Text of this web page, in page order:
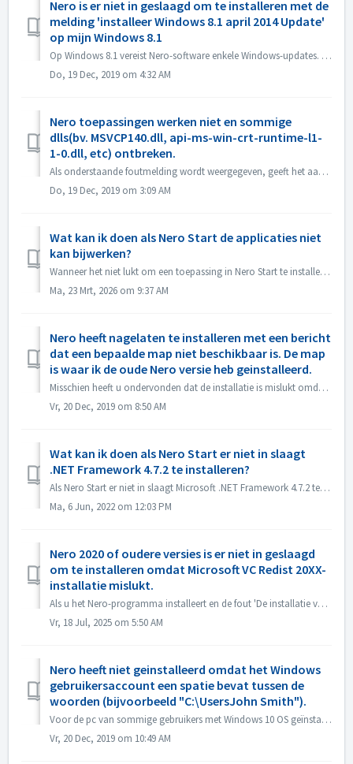
Nero is er niet in geslaagd om te installeren met de
melding 'installeer Windows 8.1 april 2014 Update'
op mijn Windows 8.1
Op Windows 8.1 vereist Nero-software enkele Windows-updates. 1. Open Control Panel->Windows update, installeer alle Microsoft aanbevelen update, herstar...
Do, 19 Dec, 2019 om 4:32 AM
Nero toepassingen werken niet en sommige
dlls(bv. MSVCP140.dll, api-ms-win-crt-runtime-l1-
1-0.dll, etc) ontbreken.
Als onderstaande foutmelding wordt weergegeven, geeft het aan dat deze bestanden ontbreken in Microsoft Visual C+++ Redistributable (x86) . MSVCP140.DLL(...
Do, 19 Dec, 2019 om 3:09 AM
Wat kan ik doen als Nero Start de applicaties niet
kan bijwerken?
Wanneer het niet lukt om een toepassing in Nero Start te installeren of te updaten, kun je de volgende methoden proberen om dit op te lossen. Nero toepassi...
Ma, 23 Mrt, 2026 om 9:37 AM
Nero heeft nagelaten te installeren met een bericht
dat een bepaalde map niet beschikbaar is. De map
is waar ik de oude Nero versie heb geinstalleerd.
Misschien heeft u ondervonden dat de installatie is mislukt omdat de directory niet beschikbaar is. Het bericht kan er als volgt uitzien: Dit komt ...
Vr, 20 Dec, 2019 om 8:50 AM
Wat kan ik doen als Nero Start er niet in slaagt
.NET Framework 4.7.2 te installeren?
Als Nero Start er niet in slaagt Microsoft .NET Framework 4.7.2 te installeren in Update Center, kunt u de volgende methoden proberen om het op te lossen. ...
Ma, 6 Jun, 2022 om 12:03 PM
Nero 2020 of oudere versies is er niet in geslaagd
om te installeren omdat Microsoft VC Redist 20XX-
installatie mislukt.
Als u het Nero-programma installeert en de fout 'De installatie van Microsoft VC Redist 2015-20xx (x86) is mislukt' ziet, volg dan de onderstaande s...
Vr, 18 Jul, 2025 om 5:50 AM
Nero heeft niet geinstalleerd omdat het Windows
gebruikersaccount een spatie bevat tussen de
woorden (bijvoorbeeld "C:\UsersJohn Smith").
Voor de pc van sommige gebruikers met Windows 10 OS geïnstalleerd, kan het Windows gebruikersaccount met spatie of speciale tekens problemen bij de installa...
Vr, 20 Dec, 2019 om 10:49 AM